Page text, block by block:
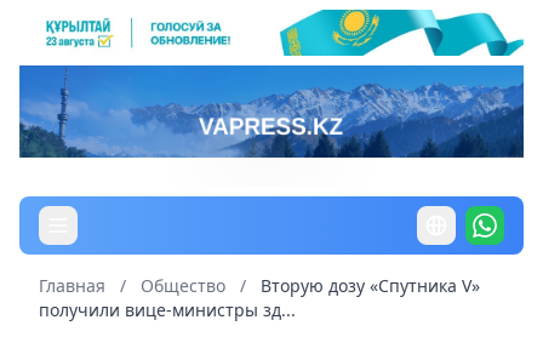
Главная / Общество /
Вторую дозу «Спутника V»
получили вице-министры зд...